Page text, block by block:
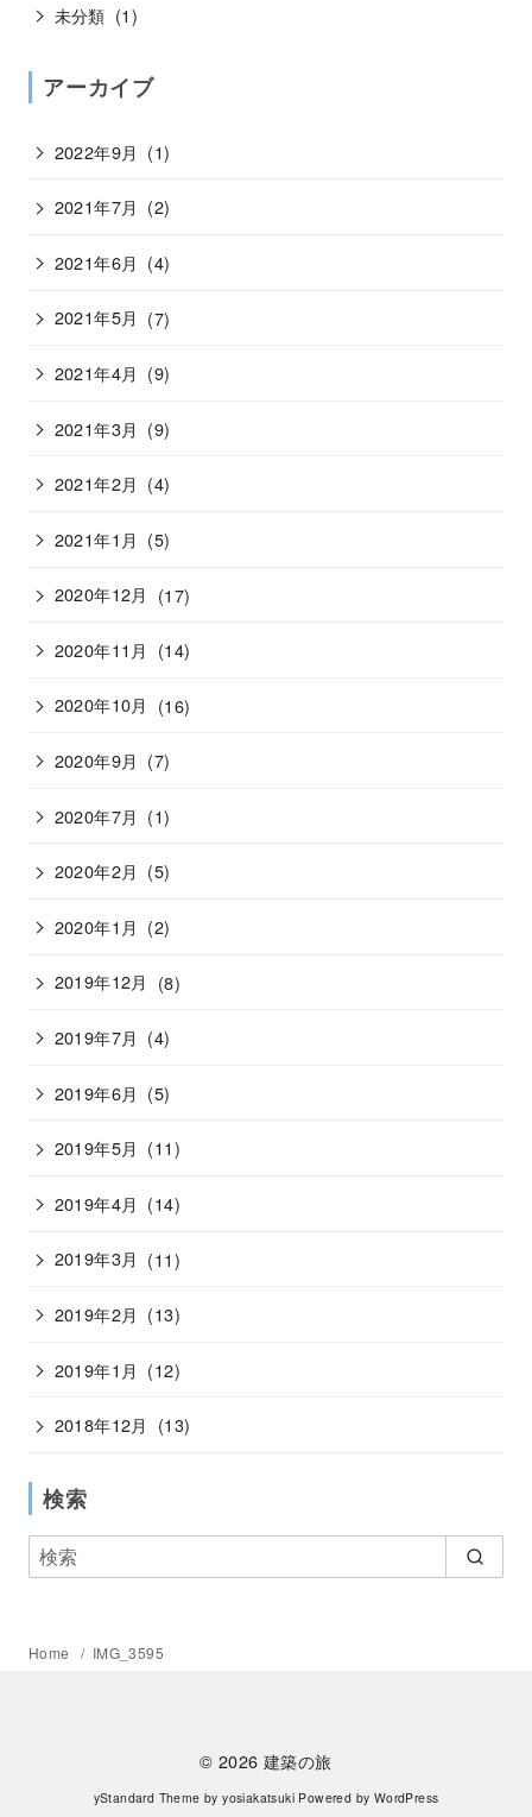
未分類 (1)
アーカイブ
2022年9月 (1)
2021年7月 (2)
2021年6月 (4)
2021年5月 (7)
2021年4月 (9)
2021年3月 (9)
2021年2月 (4)
2021年1月 (5)
2020年12月 (17)
2020年11月 (14)
2020年10月 (16)
2020年9月 (7)
2020年7月 (1)
2020年2月 (5)
2020年1月 (2)
2019年12月 (8)
2019年7月 (4)
2019年6月 (5)
2019年5月 (11)
2019年4月 (14)
2019年3月 (11)
2019年2月 (13)
2019年1月 (12)
2018年12月 (13)
検索
Home IMG_3595
© 2026建築の旅
yStandard Theme byyosiakatsuki Powered by WordPress